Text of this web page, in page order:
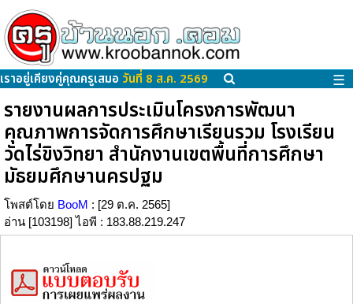
เราอยู่เคียงคู่คุณครูเสมอ วันที่ 8 ส.ค. 2569 ☰
รายงานผลการประเมินโครงการพัฒนา
คุณภาพการจัดการศึกษาเรียนรวม โรงเรียน
วัดไร่ขิงวิทยา สำนักงานเขตพื้นที่การศึกษา
มัธยมศึกษานครปฐม
โพสต์โดย BooM : [29 ต.ค. 2565]
อ่าน [103198] ไอพี : 183.88.219.247